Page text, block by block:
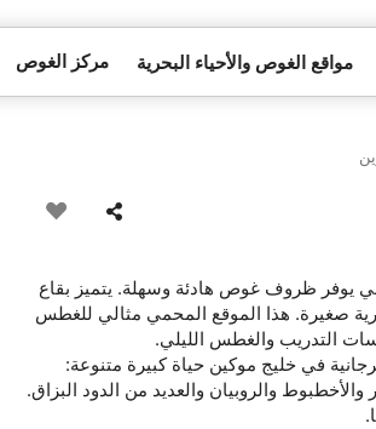
مواقع الغوص والأحياء البحرية مركز الغوص
ظروف غوص هادئة وسهلة. يتميز بقاع
صغيرة. هذا الموقع المحمي مثالي للغطس
التدريب والغطس الليلي.
في خليج موكين حياة كبيرة متنوعة:
والروبيان والعديد من الدود البزاق.